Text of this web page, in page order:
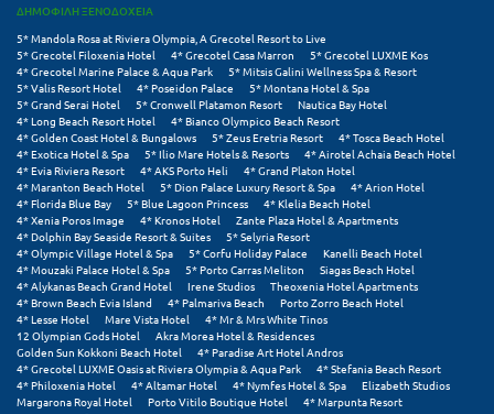
Ν
Νάξος
Νάουσα
Ναυπακτία
Ναύπλιο
Νέα Μάκρη
Νέα Στύρα Εύβοιας
Νέοι Πόροι Πιερίας
Ξ
ΔΗΜΟΦΙΛΗ ΞΕΝΟΔΟΧΕΙΑ
5* Mandola Rosa at Riviera Olympia, A Grecotel Resort to Live
5* Grecotel Filoxenia Hotel
4* Grecotel Casa Marron
5* Grecotel LUXME Kos
4* Grecotel Marine Palace & Aqua Park
5* Mitsis Galini Wellness Spa & Resort
5* Valis Resort Hotel
4* Poseidon Palace
5* Montana Hotel & Spa
5* Grand Serai Hotel
5* Cronwell Platamon Resort
Nautica Bay Hotel
4* Long Beach Resort Hotel
4* Bianco Olympico Beach Resort
4* Golden Coast Hotel & Bungalows
5* Zeus Eretria Resort
4* Tosca Beach Hotel
4* Exotica Hotel & Spa
5* Ilio Mare Hotels & Resorts
4* Airotel Achaia Beach Hotel
4* Evia Riviera Resort
4* AKS Porto Heli
4* Grand Platon Hotel
4* Maranton Beach Hotel
5* Dion Palace Luxury Resort & Spa
4* Arion Hotel
4* Florida Blue Bay
5* Blue Lagoon Princess
4* Klelia Beach Hotel
4* Xenia Poros Image
4* Kronos Hotel
Zante Plaza Hotel & Apartments
4* Dolphin Bay Seaside Resort & Suites
5* Selyria Resort
4* Olympic Village Hotel & Spa
5* Corfu Holiday Palace
Kanelli Beach Hotel
4* Mouzaki Palace Hotel & Spa
5* Porto Carras Meliton
Siagas Beach Hotel
4* Alykanas Beach Grand Hotel
Irene Studios
Theoxenia Hotel Apartments
4* Brown Beach Evia Island
4* Palmariva Beach
Porto Zorro Beach Hotel
4* Lesse Hotel
Mare Vista Hotel
4* Mr & Mrs White Tinos
12 Olympian Gods Hotel
Akra Morea Hotel & Residences
Golden Sun Kokkoni Beach Hotel
4* Paradise Art Hotel Andros
4* Grecotel LUXME Oasis at Riviera Olympia & Aqua Park
4* Stefania Beach Resort
4* Philoxenia Hotel
4* Altamar Hotel 4* Nymfes Hotel & Spa
Elizabeth Studios
Margarona Royal Hotel
Porto Vitilo Boutique Hotel
4* Marpunta Resort